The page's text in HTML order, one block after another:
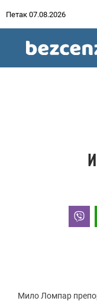
Петак 07.08.2026
Мило Ломпар